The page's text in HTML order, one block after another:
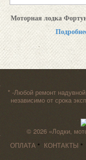
Моторная лодка
* -Любой ремонт
независимо от срока
© 2026 «Лодки,
ОПЛАТА
КОНТАКТЫ